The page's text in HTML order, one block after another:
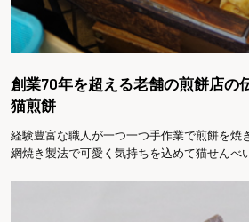
創業70年を超える老舗の煎餅店の
猫煎餅
経験豊富な職人が一つ一つ手作業で煎餅を焼
網焼き製法で可愛く気持ちを込めて猫せんべ